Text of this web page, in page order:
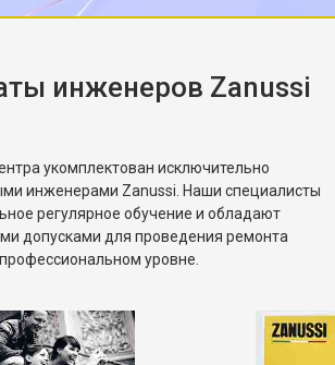
Рассказал, как правильно
инженеров Zanussi
укомплектован исключительно
инженерами Zanussi. Наши специалисты
регулярное обучение и обладают
допусками для проведения ремонта
уровне.